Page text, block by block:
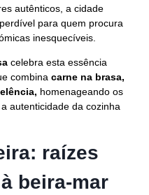
autênticos, a cidade
para quem procura
inesquecíveis.
celebra esta essência
combinacarne na brasa,
homenageando os
autenticidade da cozinha
raízes
beira-mar